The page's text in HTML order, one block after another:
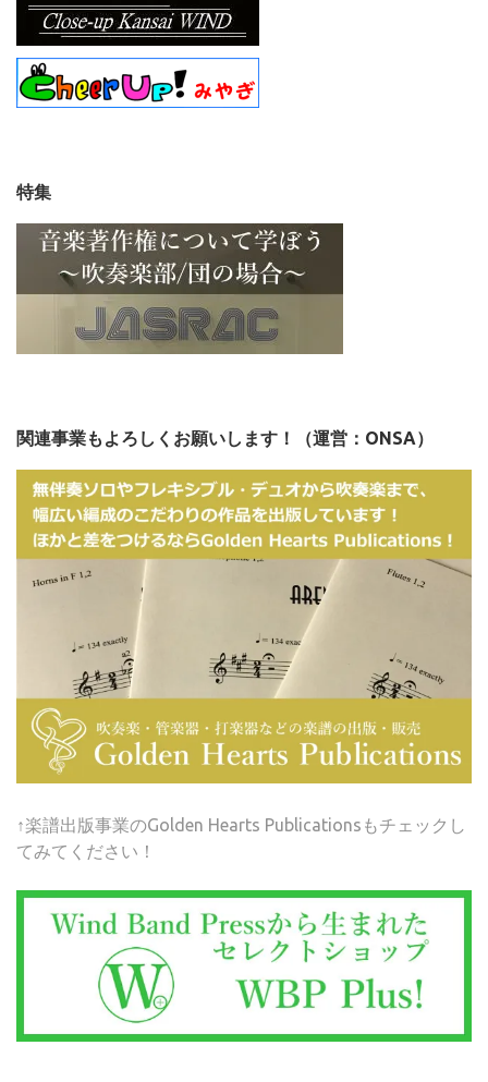
特集
関連事業もよろしくお願いします！（運営：ONSA）
↑楽譜出版事業のGolden Hearts Publicationsもチェックし
てみてください！